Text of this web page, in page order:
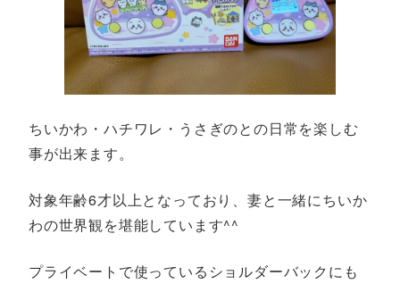
ちいかわ・ハチワレ・うさぎのとの日常を楽しむ
事が出来ます。
対象年齢6才以上となっており、妻と一緒にちいか
わの世界観を堪能しています^^
プライベートで使っているショルダーバックにも